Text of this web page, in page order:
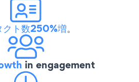
クト数250%増。
in engagement